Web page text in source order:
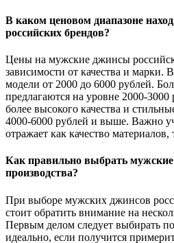
В каком ценовом диапазоне
российских брендов?
Цены на мужские джинсы
зависимости от качества и марки.
модели от 2000 до 6000 рублей.
предлагаются на уровне 2000-3000
более высокого качества и
4000-6000 рублей и выше. Важно
отражает как качество материалов,
Как правильно выбрать
производства?
При выборе мужских джинсов
стоит обратить внимание на
Первым делом следует выбирать
идеально, если получится